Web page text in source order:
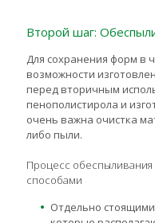
Второй шаг:
Для сохранения форм в
возможности
перед вторичным
пенополистирола и
очень важна очистка
либо пыли.
Процесс
способами
Отдельно